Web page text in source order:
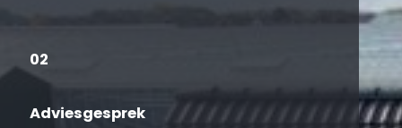
02
Adviesgesprek